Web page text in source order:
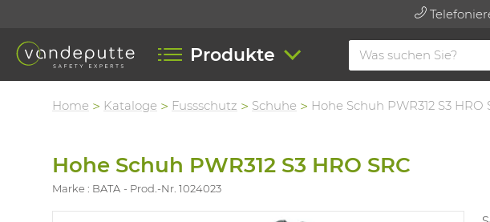
Produkte
Home Kataloge Fussschutz Schuhe Hohe Schuh PWR312 S3 HRO
Hohe Schuh PWR312 S3 HRO SRC
Marke : BATA Prod.-Nr. 1024023